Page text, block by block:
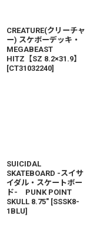
CREATURE(クリーチャ
ー) スケボーデッキ・
MEGABEAST
HITZ【SZ 8.2×31.9】
[CT31032240]
SUICIDAL
SKATEBOARD -スイサ
イダル・スケートボー
ド- PUNK POINT
SKULL 8.75" [SSSK8-
1BLU]